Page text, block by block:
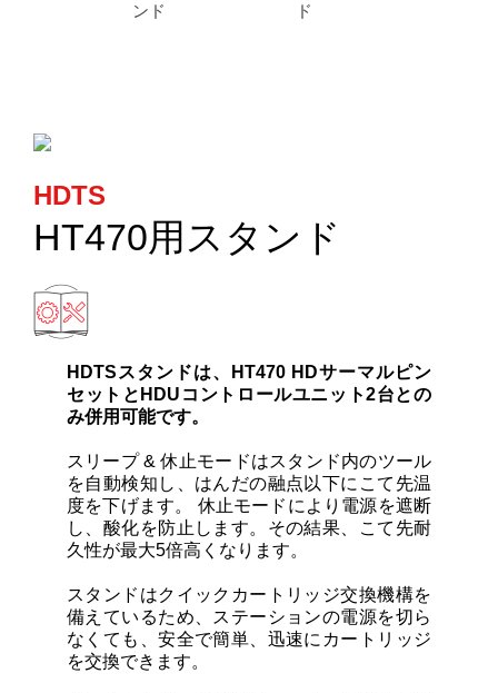
サポート
検索
日本語
ンド
ド
HDTS
HT470用スタンド
HDTSスタンドは、HT470 HDサーマルピン
セットとHDUコントロールユニット2台との
み併用可能です。
スリープ & 休止モードはスタンド内のツール
を自動検知し、はんだの融点以下にこて先温
度を下げます。 休止モードにより電源を遮断
し、酸化を防止します。その結果、こて先耐
久性が最大5倍高くなります。
スタンドはクイックカートリッジ交換機構を
備えているため、ステーションの電源を切ら
なくても、安全で簡単、迅速にカートリッジ
を交換できます。